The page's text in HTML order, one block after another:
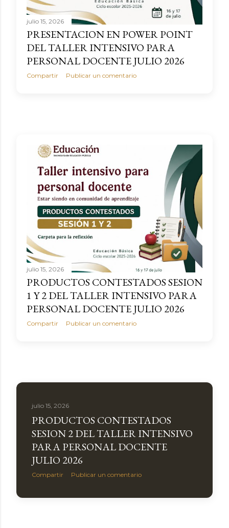
julio 15, 2026
PRESENTACION EN POWER POINT
DEL TALLER INTENSIVO PARA
PERSONAL DOCENTE JULIO 2026
Compartir Publicar un comentario
julio 15, 2026
PRODUCTOS CONTESTADOS SESION
1 Y 2 DEL TALLER INTENSIVO PARA
PERSONAL DOCENTE JULIO 2026
Compartir Publicar un comentario
julio 15, 2026
PRODUCTOS CONTESTADOS
SESION 2 DEL TALLER INTENSIVO
PARA PERSONAL DOCENTE
JULIO 2026
Compartir Publicar un comentario